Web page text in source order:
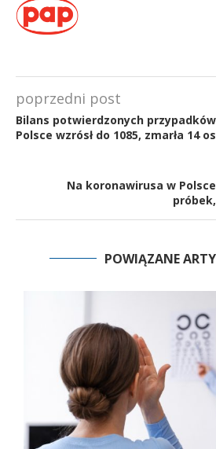
poprzedni post
Bilans potwierdzonych
Polsce wzrósł do 1085, zmarła 14
Na koronawirusa w
POWIĄZANE